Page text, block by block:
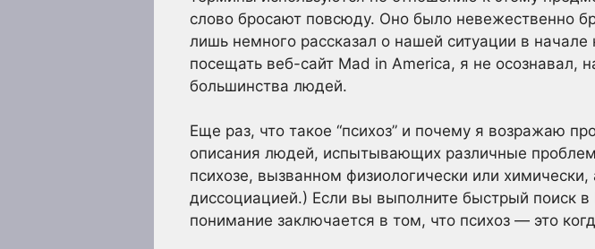
слово бросают повсюду. Оно было невежественно
лишь немного рассказал о нашей ситуации в
посещать веб-сайт Mad in America, я не осознавал,
большинства людей.
Еще раз, что такое “психоз” и почему я возражаю
описания людей, испытывающих различные
психозе, вызванном физиологически или
диссоциацией.) Если вы выполните быстрый поиск
понимание заключается в том, что психоз — это